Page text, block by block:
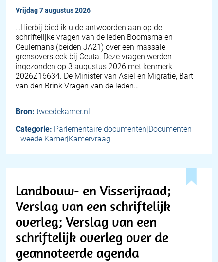
vrijdag 7 augustus 2026
… Hierbij bied ik u de antwoorden aan op de
schriftelijke vragen van de leden Boomsma en
Ceulemans (beiden JA21) over een massale
grensoversteek bij Ceuta. Deze vragen werden
ingezonden op 3 augustus 2026 met kenmerk
2026Z16634. De Minister van Asiel en Migratie, Bart
van den Brink Vragen van de leden…
Bron: tweedekamer.nl
Categorie: Parlementaire documenten|Documenten
Tweede Kamer|Kamervraag
Landbouw- en Visserijraad;
Verslag van een schriftelijk
overleg; Verslag van een
schriftelijk overleg over de
geannoteerde agenda